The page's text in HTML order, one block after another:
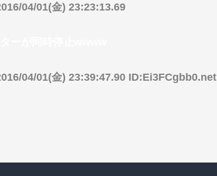
04/01(金) 23:23:13.69
04/01(金) 23:39:47.90 ID:Ei3FCgbb0.net